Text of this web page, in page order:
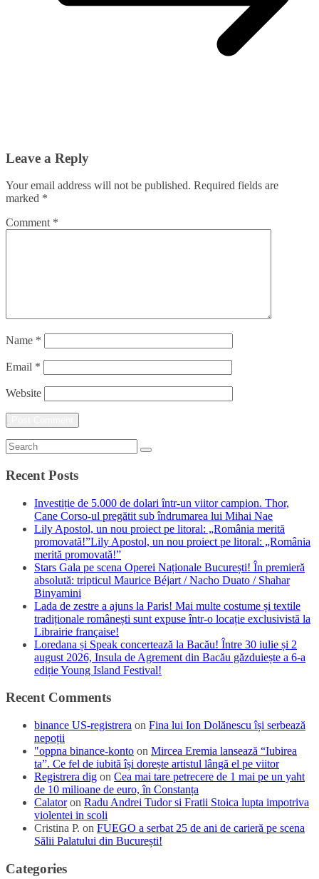
Leave a Reply
Your email address will not be published. Required fields are
marked *
Comment *
Name *
Email *
Website
Recent Posts
Investiție de 5.000 de dolari într-un viitor campion. Thor,
Cane Corso-ul pregătit sub îndrumarea lui Mihai Nae
Lily Apostol, un nou proiect pe litoral: „România merită
promovată!”Lily Apostol, un nou proiect pe litoral: „România
merită promovată!”
Stars Gala pe scena Operei Naționale București! În premieră
absolută: tripticul Maurice Béjart / Nacho Duato / Shahar
Binyamini
Lada de zestre a ajuns la Paris! Mai multe costume și textile
tradiționale românești sunt expuse într-o locație exclusivistă la
Librairie française!
Loredana și Speak concertează la Bacău! Între 30 iulie și 2
august 2026, Insula de Agrement din Bacău găzduiește a 6-a
ediție Young Island Festival!
Recent Comments
binance US-registrera on Fina lui Ion Dolănescu își serbează
nepoții
"oppna binance-konto on Mircea Eremia lansează “Iubirea
ta”. Ce fel de iubită își dorește artistul lângă el pe viitor
Registrera dig on Cea mai tare petrecere de 1 mai pe un yaht
de 10 milioane de euro, în Constanța
Calatoron Radu Andrei Tudor si Fratii Stoica lupta impotriva
violentei in scoli
Cristina P. on FUEGO a serbat 25 de ani de carieră pe scena
Sălii Palatului din București!
Categories